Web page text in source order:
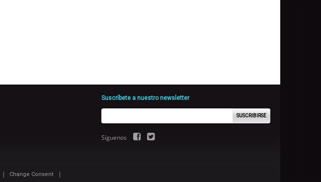
Suscríbete a nuestro newsletter
SUSCRIBIRSE
Síguenos
| Change Consent |